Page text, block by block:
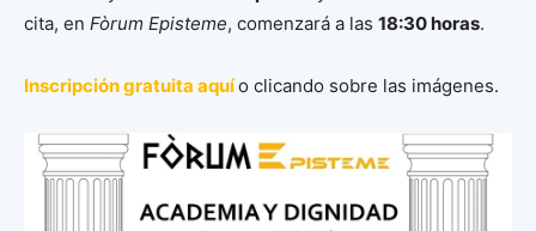
cita, en Fòrum Episteme, comenzará a las 18:30 horas.
Inscripción gratuita aquío clicando sobre las imágenes.